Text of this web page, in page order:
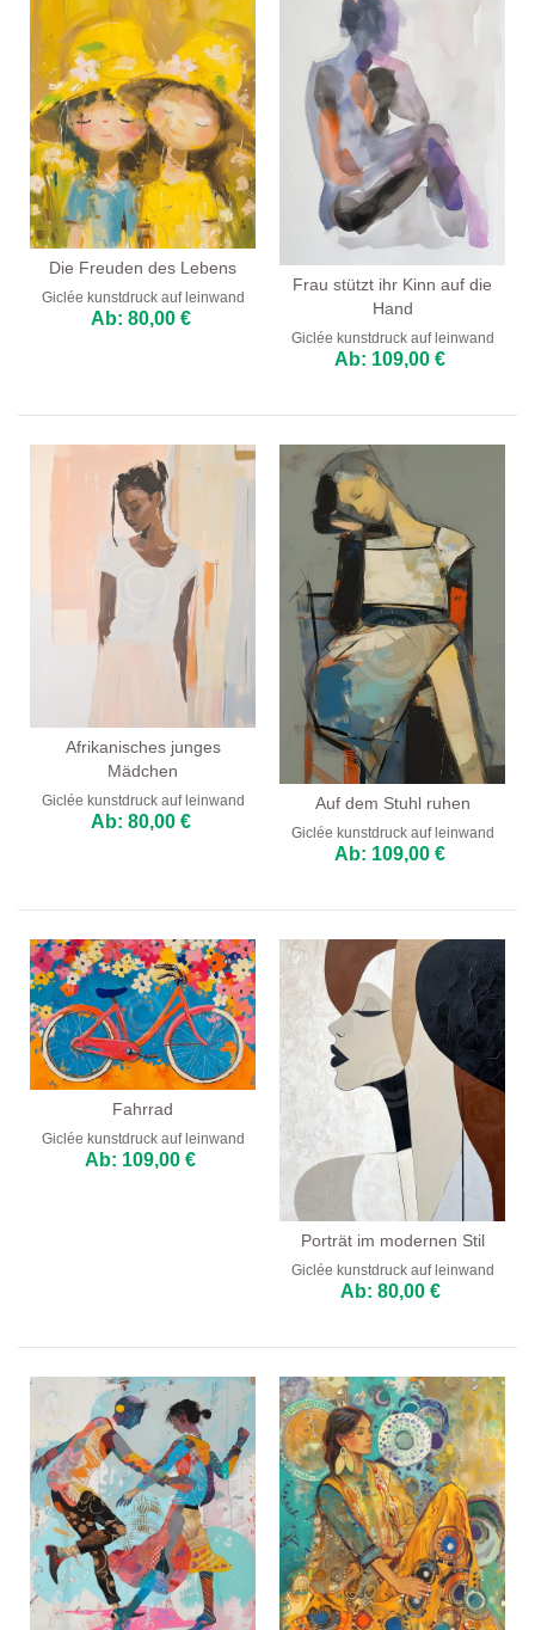
Die Freuden des Lebens
Giclée kunstdruck auf leinwand
Ab: 80,00 €
Frau stützt ihr Kinn auf die
Hand
Giclée kunstdruck auf leinwand
Ab: 109,00 €
Afrikanisches junges
Mädchen
Giclée kunstdruck auf leinwand
Ab: 80,00 €
Auf dem Stuhl ruhen
Giclée kunstdruck auf leinwand
Ab: 109,00 €
Fahrrad
Giclée kunstdruck auf leinwand
Ab: 109,00 €
Porträt im modernen Stil
Giclée kunstdruck auf leinwand
Ab: 80,00 €